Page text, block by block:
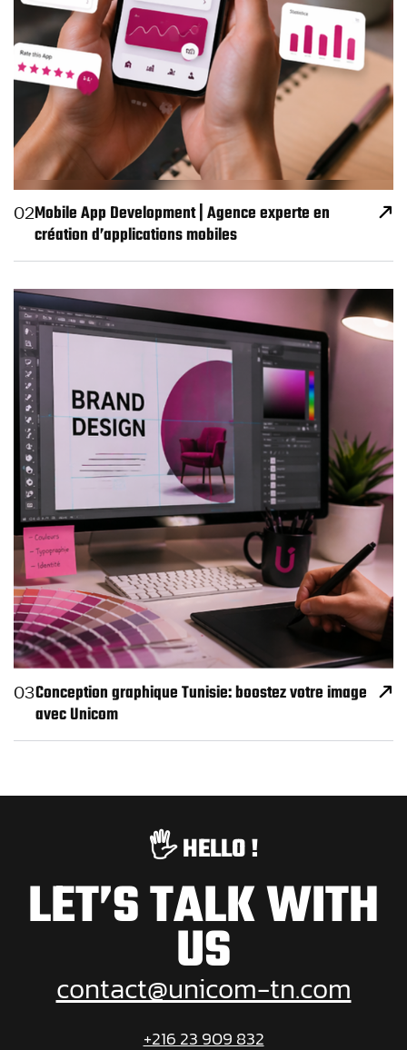
02Mobile App Development | Agence experte en
création d’applications mobiles
03Conception graphique Tunisie: boostez votre image
avec Unicom
🖐️ HELLO !
LET’S TALK WITH
US
contact@unicom-tn.com
+216 23 909 832